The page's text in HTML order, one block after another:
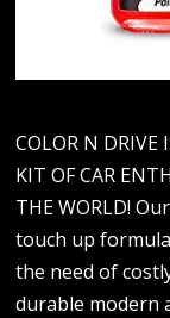
COLOR N DRIVE
KIT OF CAR
THE WORLD!
touch up
the need of
durable modern